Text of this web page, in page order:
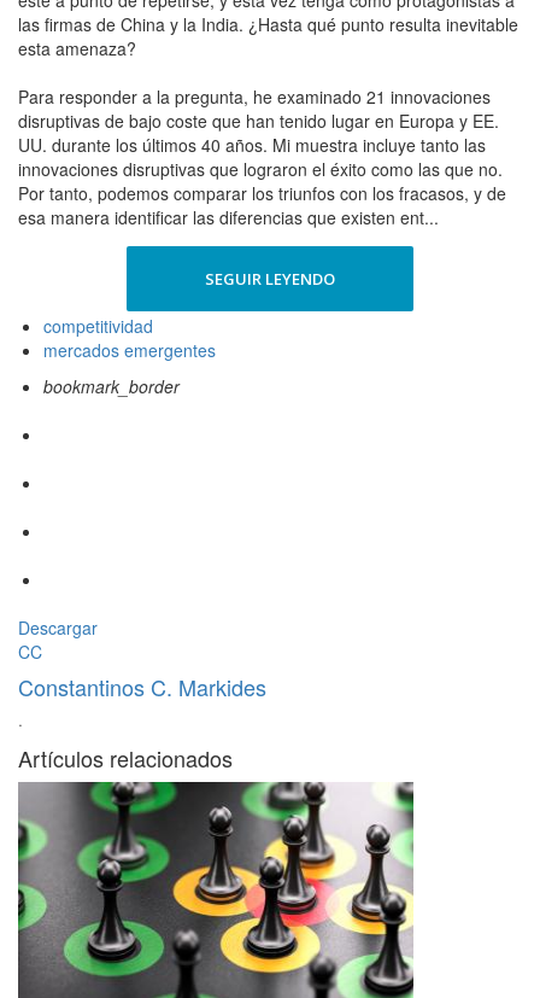
las firmas de China y la India. ¿Hasta qué punto resulta inevitable
esta amenaza?
Para responder a la pregunta, he examinado 21 innovaciones
disruptivas de bajo coste que han tenido lugar en Europa y EE.
UU. durante los últimos 40 años. Mi muestra incluye tanto las
innovaciones disruptivas que lograron el éxito como las que no.
Por tanto, podemos comparar los triunfos con los fracasos, y de
esa manera identificar las diferencias que existen ent...
SEGUIR LEYENDO
competitividad
mercados emergentes
bookmark_border
Descargar
CC
Constantinos C. Markides
·
Artículos relacionados